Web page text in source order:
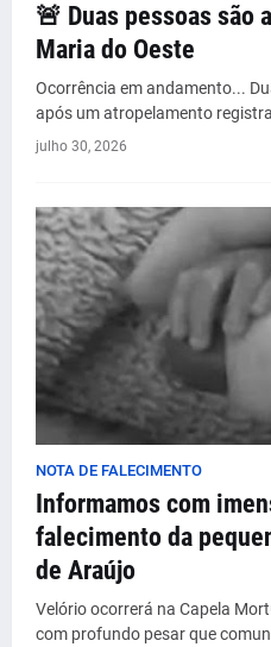
🚨 Duas pessoas são
Maria do Oeste
Ocorrência em andamento...
após um atropelamento
julho 30, 2026
NOTA DE FALECIMENTO
Informamos com
falecimento da
de Araújo
Velório ocorrerá na Capela
com profundo pesar que